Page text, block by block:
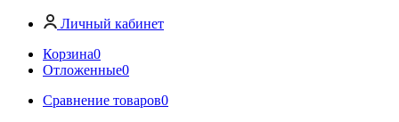
Личный кабинет
Корзина0
Отложенные0
Сравнение товаров0